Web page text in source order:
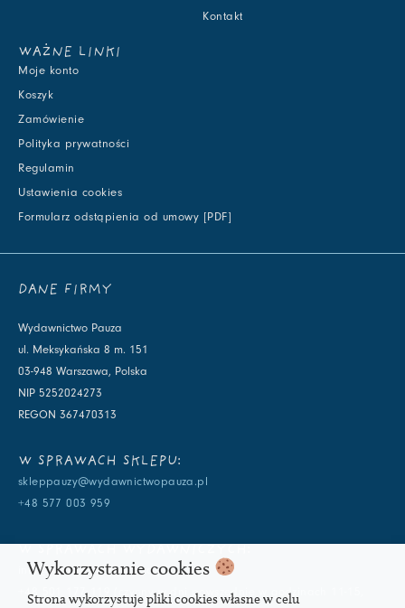
Kontakt
WAŻNE LINKI
Moje konto
Koszyk
Zamówienie
Polityka prywatności
Regulamin
Ustawienia cookies
Formularz odstąpienia od umowy [PDF]
DANE FIRMY
Wydawnictwo Pauza
ul. Meksykańska 8 m. 151
03-948 Warszawa, Polska
NIP 5252024273
REGON 367470313
W SPRAWACH SKLEPU:
skleppauzy@wydawnictwopauza.pl
+48 577 003 959
info@wydawnictwopauza.pl
+48 501 177 119 (czynny w dni powszednie w godzinach 11-15,
Wykorzystanie cookies
Strona wykorzystuje pliki cookies własne w celu